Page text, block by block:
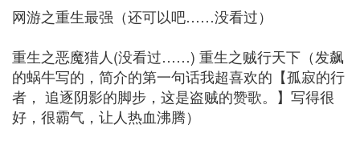
网游之重生最强（还可以吧……没看过）
重生之恶魔猎人(没看过……) 重生之贼行天下（发飙
的蜗牛写的，简介的第一句话我超喜欢的【孤寂的行
者， 追逐阴影的脚步，这是盗贼的赞歌。】写得很
好，很霸气，让人热血沸腾）